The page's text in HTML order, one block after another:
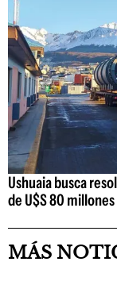
Ushuaia busca
de U$S 80
MÁS